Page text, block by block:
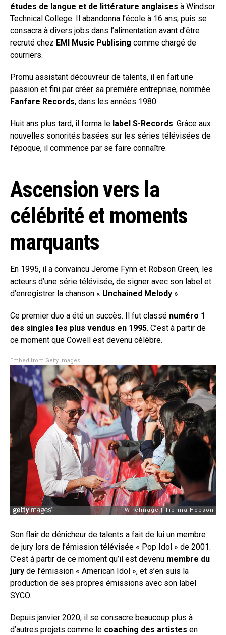
études de langue et de littérature anglaises à Windsor
Technical College. Il abandonna l’école à 16 ans, puis se
consacra à divers jobs dans l’alimentation avant d’être
recruté chez EMI Music Publising comme chargé de
courriers.
Promu assistant découvreur de talents, il en fait une
passion et fini par créer sa première entreprise, nommée
Fanfare Records, dans les années 1980.
Huit ans plus tard, il forma le label S-Records. Grâce aux
nouvelles sonorités basées sur les séries télévisées de
l’époque, il commence par se faire connaître.
Ascension vers la
célébrité et moments
marquants
En 1995, il a convaincu Jerome Fynn et Robson Green, les
acteurs d’une série télévisée, de signer avec son label et
d’enregistrer la chanson « Unchained Melody ».
Ce premier duo a été un succès. Il fut classé numéro 1
des singles les plus vendus en 1995. C’est à partir de
ce moment que Cowell est devenu célèbre.
Embed from Getty Images
Son flair de dénicheur de talents a fait de lui un membre
de jury lors de l’émission télévisée « Pop Idol » de 2001.
C’est à partir de ce moment qu’il est devenu membre du
jury de l’émission « American Idol », et s’en suis la
production de ses propres émissions avec son label
SYCO.
Depuis janvier 2020, il se consacre beaucoup plus à
d’autres projets comme le coaching des artistes en